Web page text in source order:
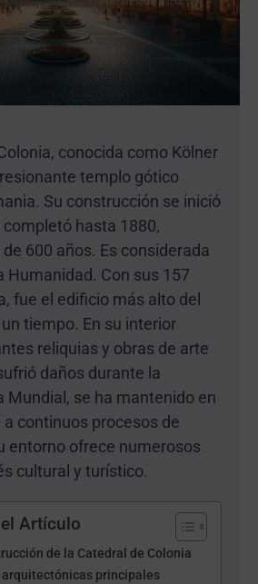
conocida como Kölner
templo gótico
Su construcción se inició
completó hasta 1880,
600 años. Es considerada
Humanidad. Con sus 157
fue el edificio más alto del
tiempo. En su interior
reliquias y obras de arte
daños durante la
Mundial, se ha mantenido en
continuos procesos de
entorno ofrece numerosos
cultural y turístico.
Artículo
de la Catedral de Colonia
principales